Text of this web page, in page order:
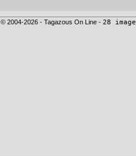
© 2004-2026 - Tagazous On Line - 28